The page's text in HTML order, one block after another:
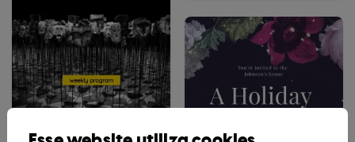
Modelo de Design de